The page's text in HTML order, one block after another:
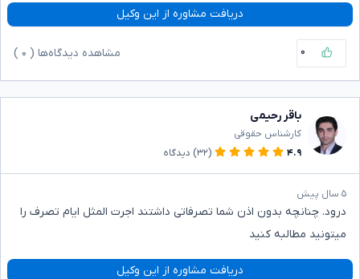
دریافت مشاوره از این وکیل
۰ مشاهده دیدگاه‌ها ( ۰
باقر رحیمی
کارشناس حقوقی
۴.۹
(۳۲) دیدگاه
۵ سال پیش
درود. چنانچه بدون اذن شما تصرفاتی داشتند اجرت المثل ایام تصرف را
میتونید مطالبه کنید
دریافت مشاوره از این وکیل